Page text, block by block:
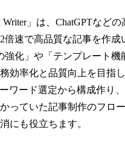
」は、ChatGPTなど
速で高品質な記事を作
化」や「テンプレート
効率化と品質向上を目指し
ワード選定から構成作り
っていた記事制作のフロ
にも役立ちます。